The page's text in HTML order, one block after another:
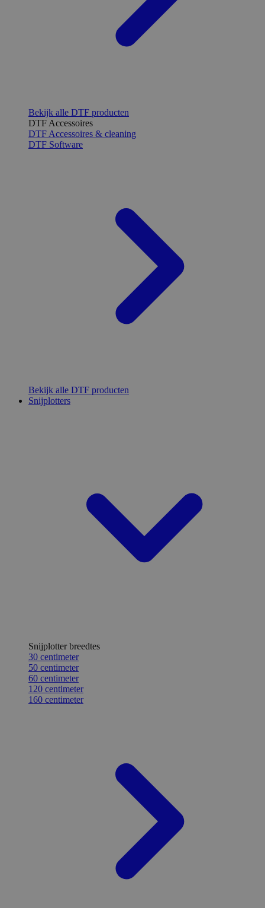
Bekijk alle DTF producten
DTF Accessoires
DTF Accessoires & cleaning
DTF Software
Bekijk alle DTF producten
Snijplotters
Snijplotter breedtes
30 centimeter
50 centimeter
60 centimeter
120 centimeter
160 centimeter